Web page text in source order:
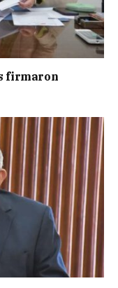
firmaron